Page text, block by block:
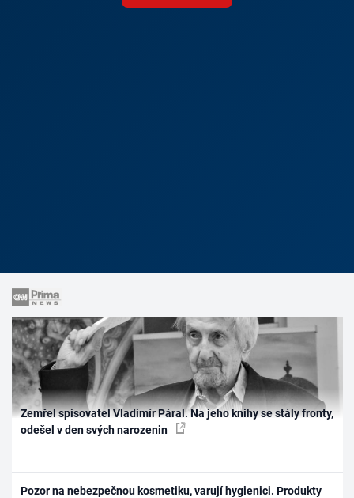
Zemřel spisovatel Vladimír Páral. Na jeho knihy se stály fronty,
odešel v den svých narozenin
Pozor na nebezpečnou kosmetiku, varují hygienici. Produkty